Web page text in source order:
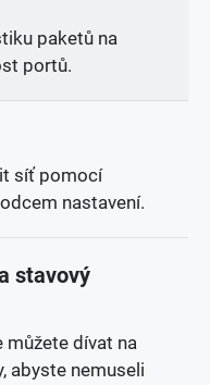
paketů na
portů.
síť pomocí
nastavení.
stavový
můžete dívat na
abyste nemuseli